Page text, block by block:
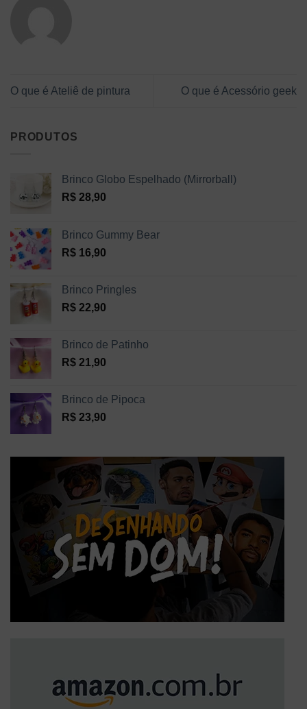
O que é Ateliê de pintura O que é Acessório geek
PRODUTOS
Brinco Globo Espelhado (Mirrorball)
R$ 28,90
Brinco Gummy Bear
R$ 16,90
Brinco Pringles
R$ 22,90
Brinco de Patinho
R$ 21,90
Brinco de Pipoca
R$ 23,90